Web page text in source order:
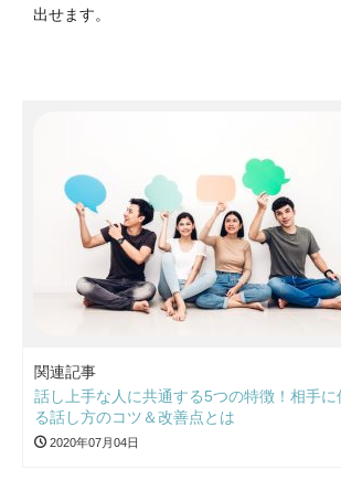
出せます。
関連記事
話し上手な人に共通する5つの特徴！相手に
る話し方のコツ＆改善点とは
2020年07月04日